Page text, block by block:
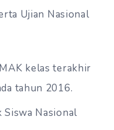
Ujian Nasional
kelas terakhir
tahun 2016.
Nasional